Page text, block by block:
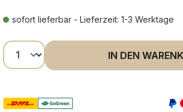
sofort lieferbar - Lieferzeit: 1-3 Werktage
Produkt Anzahl: Gib den
IN DEN